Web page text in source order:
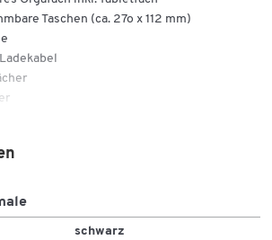
Taschen (ca. 27o x 112 mm)
(ohne Schreibgerät)
schwarz